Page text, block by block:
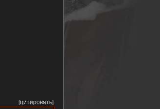
[цитировать]